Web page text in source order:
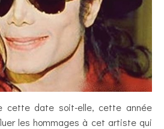
cette date soit-elle, cette année
les hommages à cet artiste qui